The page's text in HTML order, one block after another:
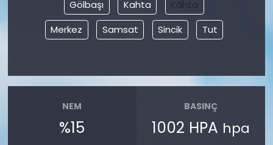
Gölbaşı
Kahta
Kâhta
Merkez
Samsat Sincik Tut
NEM
%15
BASINÇ
1002 HPA hpa